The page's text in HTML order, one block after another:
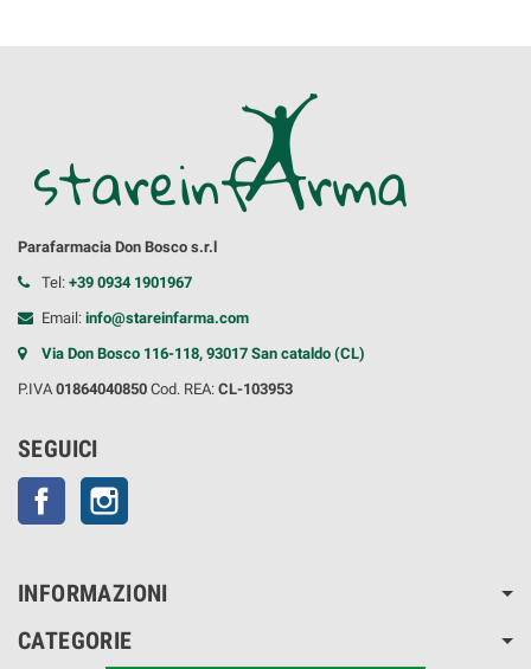
Parafarmacia Don Bosco s.r.l
Tel: +39 0934 1901967
Email: info@stareinfarma.com
Via Don Bosco 116-118, 93017 San cataldo (CL)
P.IVA 01864040850 Cod. REA: CL-103953
SEGUICI
Facebook
INFORMAZIONI
CATEGORIE